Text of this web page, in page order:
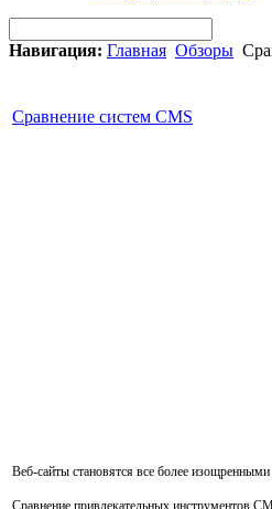
Навигация: Главная Обзоры
Сравнение систем CMS
Веб-сайты становятся все более
Сравнение привлекательных инструментов